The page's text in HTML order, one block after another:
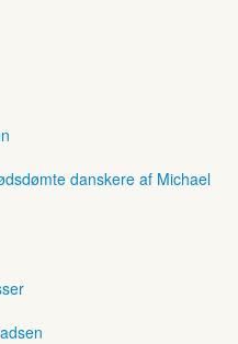
danskere af Michael